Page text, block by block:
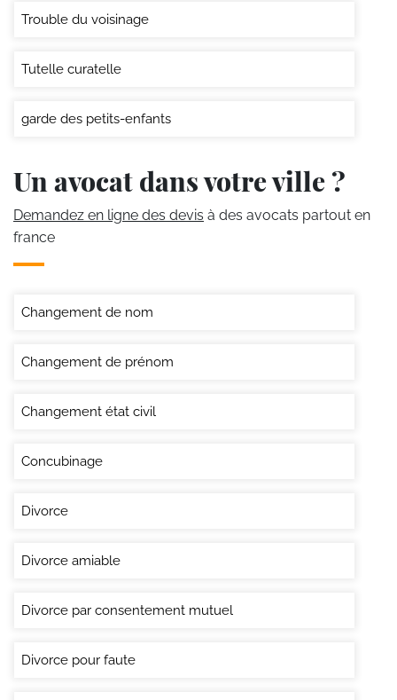
Trouble du voisinage
Tutelle curatelle
garde des petits-enfants
Un avocat dans votre ville ?
Demandez en ligne des devis à des avocats partout en
france
Changement de nom
Changement de prénom
Changement état civil
Concubinage
Divorce
Divorce amiable
Divorce par consentement mutuel
Divorce pour faute